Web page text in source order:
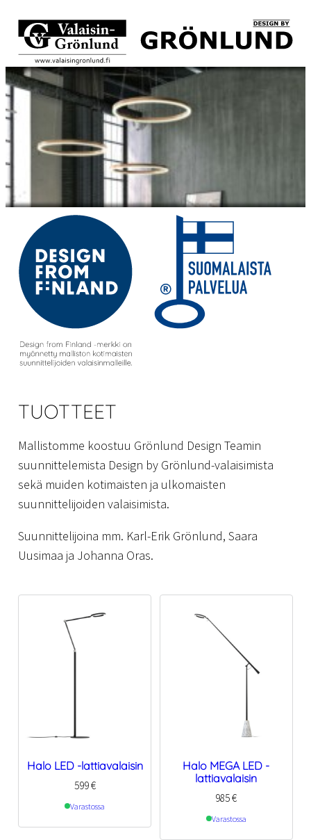
TUOTTEET
Mallistomme koostuu Grönlund Design Teamin
suunnittelemista Design by Grönlund-valaisimista
sekä muiden kotimaisten ja ulkomaisten
suunnittelijoiden valaisimista.
Suunnittelijoina mm. Karl-Erik Grönlund, Saara
Uusimaa ja Johanna Oras.
Halo LED -lattiavalaisin
599€
Varastossa
Halo MEGA LED -
lattiavalaisin
985€
Varastossa